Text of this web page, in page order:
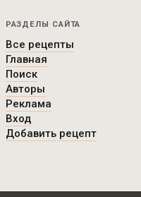
РАЗДЕЛЫ САЙТА
Все рецепты
Главная
Поиск
Авторы
Реклама
Вход
Добавить рецепт